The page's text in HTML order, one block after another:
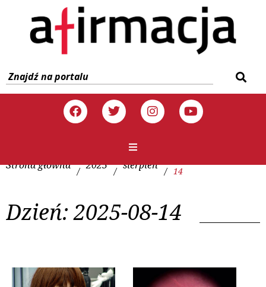
Strona główna / 2025 / sierpień / 14
Dzień:2025-08-14